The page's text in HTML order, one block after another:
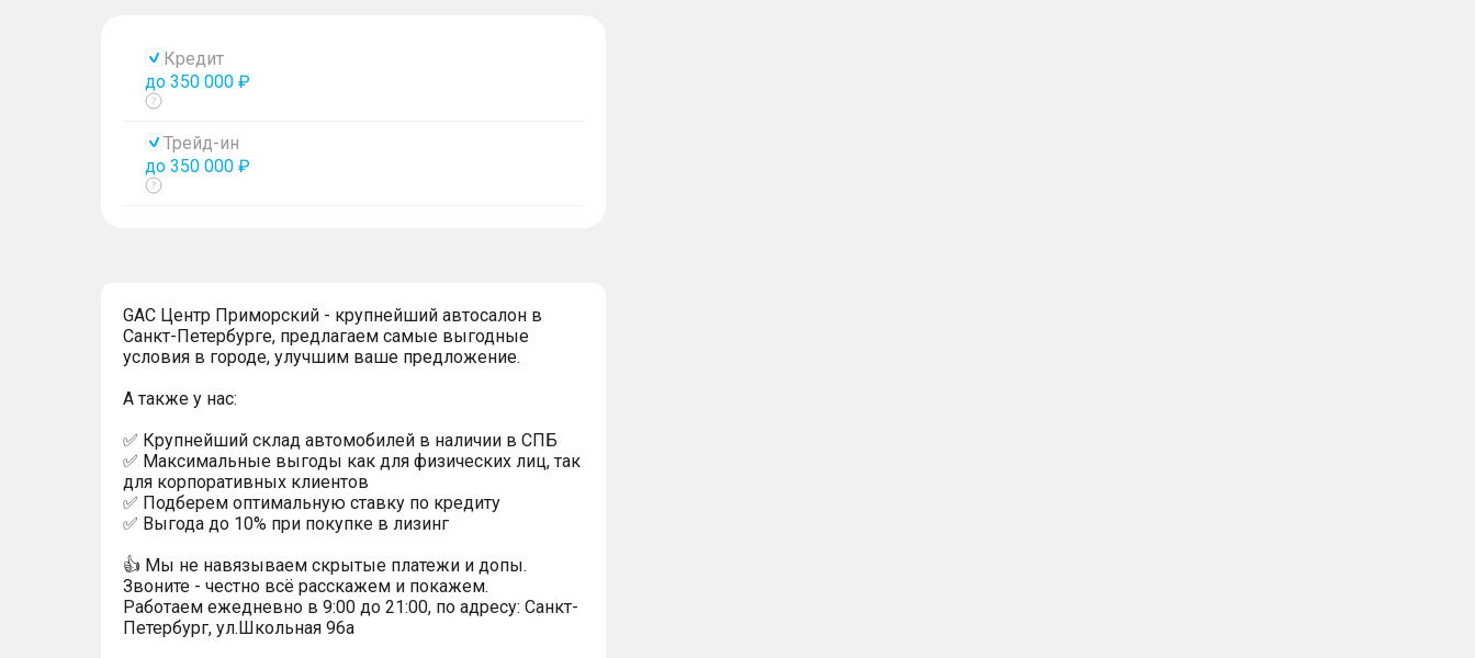
Кредит
до 350 000 ₽
Показать
Трейд-ин
до 350 000 ₽
Показать
GAC Центр Приморский - крупнейший автосалон в
Санкт-Петербурге, предлагаем самые выгодные
условия в городе, улучшим ваше предложение.
А также у нас:
✅ Крупнейший склад автомобилей в наличии в СПБ
✅ Максимальные выгоды как для физических лиц, так
для корпоративных клиентов
✅ Подберем оптимальную ставку по кредиту
✅ Выгода до 10% при покупке в лизинг
👍 Мы не навязываем скрытые платежи и допы.
Звоните - честно всё расскажем и покажем.
Работаем ежедневно в 9:00 до 21:00, по адресу: Санкт-
Петербург, ул.Школьная 96а